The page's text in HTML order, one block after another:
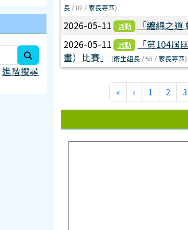
長 / 82 / 家長專區)
2026-05-11 活動 「纏綿之道
2026-05-11 活動
「第104
畫）比賽」
(衛生組長 / 55 / 家長專區)
« ‹ 1 2 3
進階搜尋